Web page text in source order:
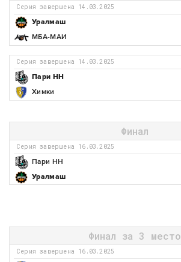
Серия завершена 14.03.2025
Уралмаш
МБА-МАИ
Серия завершена 14.03.2025
Пари НН
Химки
Финал
Серия завершена 16.03.2025
Пари НН
Уралмаш
Финал за 3 место
Серия завершена 16.03.2025